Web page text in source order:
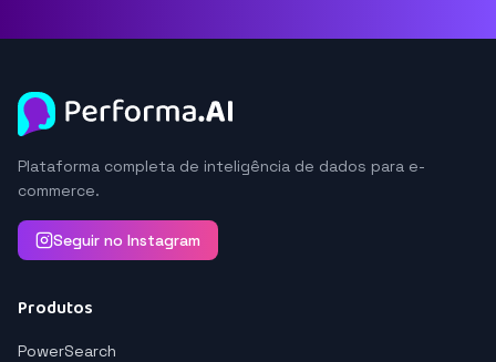
Plataforma completa de inteligência de dados para e-
commerce.
Seguir no Instagram
Produtos
PowerSearch